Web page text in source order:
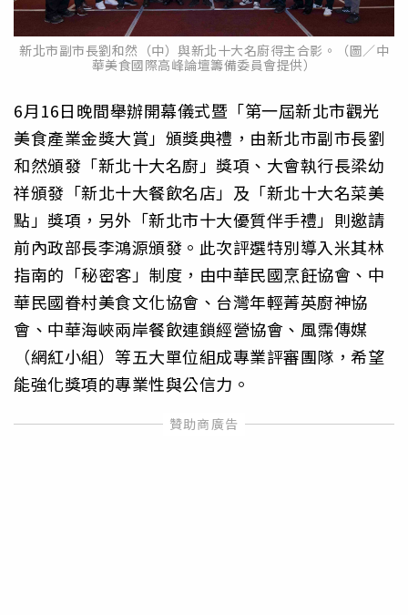
新北市副市長劉和然（中）與新北十大名廚得主合影。（圖／中
華美食國際高峰論壇籌備委員會提供）
6月16日晚間舉辦開幕儀式暨「第一屆新北市觀光
美食產業金獎大賞」頒獎典禮，由新北市副市長劉
和然頒發「新北十大名廚」獎項、大會執行長梁幼
祥頒發「新北十大餐飲名店」及「新北十大名菜美
點」獎項，另外「新北市十大優質伴手禮」則邀請
前內政部長李鴻源頒發。此次評選特別導入米其林
指南的「秘密客」制度，由中華民國烹飪協會、中
華民國眷村美食文化協會、台灣年輕菁英廚神協
會、中華海峽兩岸餐飲連鎖經營協會、風霈傳媒
（網紅小組）等五大單位組成專業評審團隊，希望
能強化獎項的專業性與公信力。